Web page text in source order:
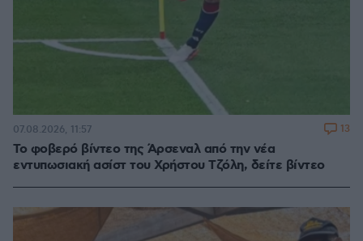
Το φοβερό βίντεο της Άρσεναλ από την νέα
εντυπωσιακή ασίστ του Χρήστου Τζόλη, δείτε βίντεο
07.08.2026, 11:57 13